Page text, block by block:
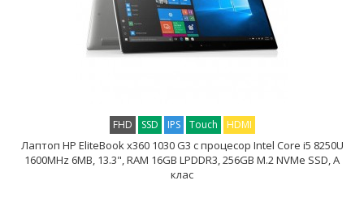
FHD SSD IPS Touch HDMI
Лаптоп HP EliteBook x360 1030 G3 с процесор Intel Core i5 8250U
1600MHz 6MB, 13.3", RAM 16GB LPDDR3, 256GB M.2 NVMe SSD, A
клас